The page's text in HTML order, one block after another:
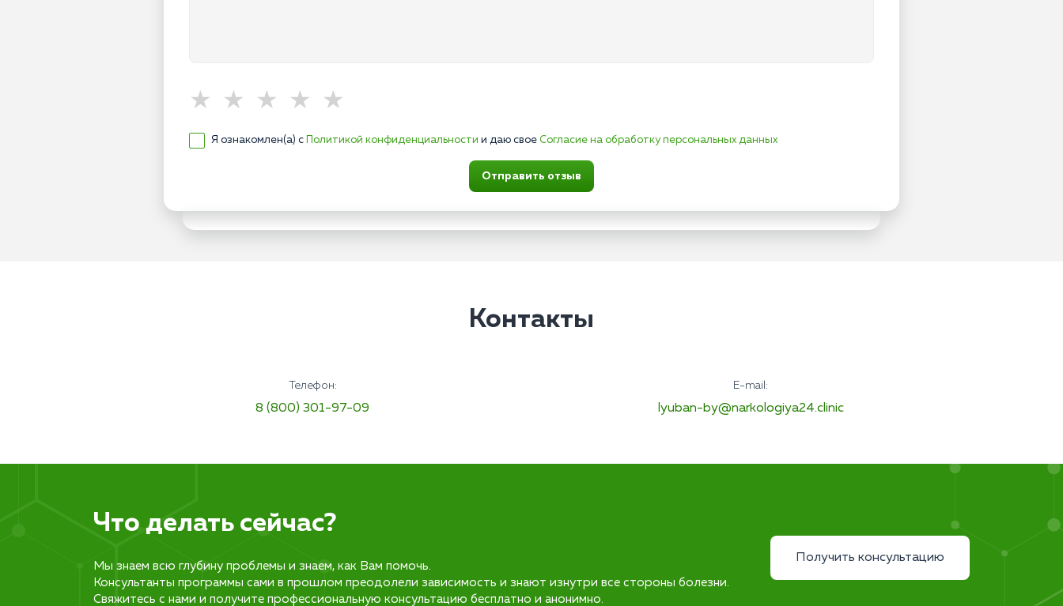
Я ознакомлен(а) с Политикой конфиденциальности и даю свое Согласие на обработку персональных данных
Отправить отзыв
Контакты
Телефон:
8 (800) 301-97-09
E-mail:
lyuban-by@narkologiya24.clinic
Что делать сейчас?
Мы знаем всю глубину проблемы и знаем, как Вам помочь.
Консультанты программы сами в прошлом преодолели зависимость и знают изнутри все стороны болезни.
Свяжитесь с нами и получите профессиональную консультацию бесплатно и анонимно.
Получить консультацию